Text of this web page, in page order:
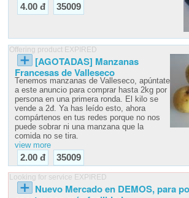
4.00 đ 35009
Offering product EXPIRED
[AGOTADAS] Manzanas
Francesas de Valleseco
Tenemos manzanas de Valleseco, apúntate
a este anuncio para comprar hasta 2kg por
persona en una primera ronda. El kilo se
vende a 2đ. Ya has leído esto, ahora
compártenos en tus redes porque no nos
puede sobrar ni una manzana que la
comida no se tira.
view more
2.00 đ 35009
Looking for service EXPIRED
Nuevo Mercado en DEMOS, para